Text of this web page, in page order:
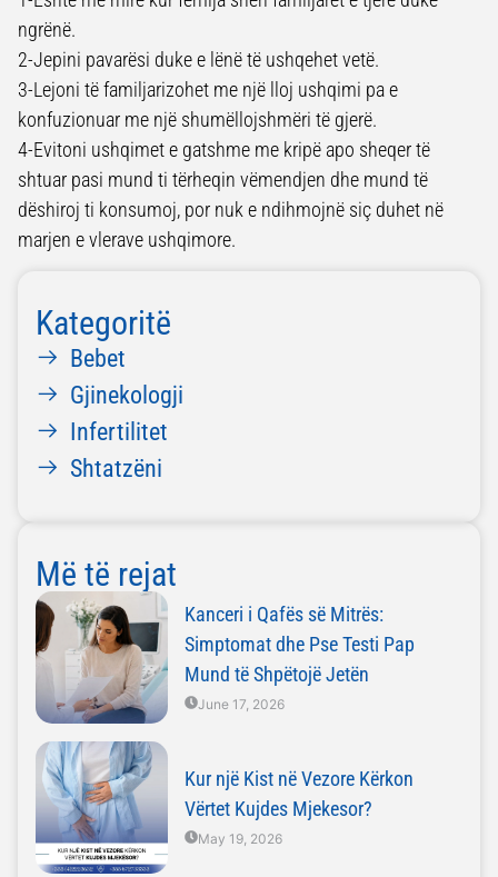
ngrënë.
2-Jepini pavarësi duke e lënë të ushqehet vetë.
3-Lejoni të familjarizohet me një lloj ushqimi pa e
konfuzionuar me një shumëllojshmëri të gjerë.
4-Evitoni ushqimet e gatshme me kripë apo sheqer të
shtuar pasi mund ti tërheqin vëmendjen dhe mund të
dëshiroj ti konsumoj, por nuk e ndihmojnë siç duhet në
marjen e vlerave ushqimore.
Kategoritë
Bebet
Gjinekologji
Infertilitet
Shtatzëni
Më të rejat
Kanceri i Qafës së Mitrës:
Simptomat dhe Pse Testi Pap
Mund të Shpëtojë Jetën
June 17, 2026
Kur një Kist në Vezore Kërkon
Vërtet Kujdes Mjekesor?
May 19, 2026